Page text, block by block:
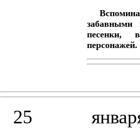
песенки,
персонажей.
25